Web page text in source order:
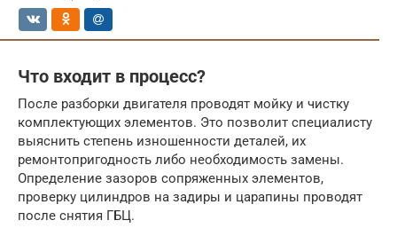
Что входит в процесс?
После разборки двигателя проводят мойку и чистку
комплектующих элементов. Это позволит специалисту
выяснить степень изношенности деталей, их
ремонтопригодность либо необходимость замены.
Определение зазоров сопряженных элементов,
проверку цилиндров на задиры и царапины проводят
после снятия ГБЦ.